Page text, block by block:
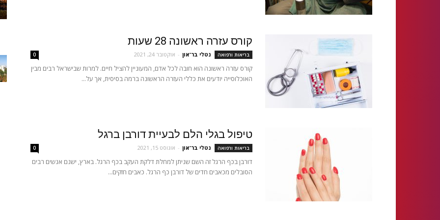
קורס עזרה ראשונה 28 שעות
בריאות ורפואה נטלי בר־און - אוקטובר 24, 2021 0
קורס עזרה ראשונה הוא חובה לכל אדם, המעוניין להציל חיים. למרות שבישראל רבים מבין
האוכלוסייה יודעים את כללי העזרה הראשונה ברמה בסיסית, אך על...
טיפול בגלי הלם לבעיית דורבן ברגל
בריאות ורפואה נטלי בר־און - אוגוסט 15, 2021 0
דורבן בכף הרגל זה השם שניתן למחלת דלקת העקב בכף הרגל. בארץ, ישנם אנשים רבים
הסובלים מכאבים חדים של דורבן כף הרגל. כאבים חזקים...